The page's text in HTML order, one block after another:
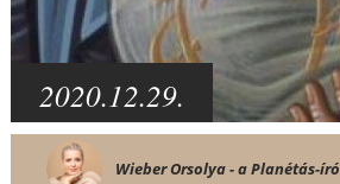
2020.12.29.
Wieber Orsolya - a Planétás-író